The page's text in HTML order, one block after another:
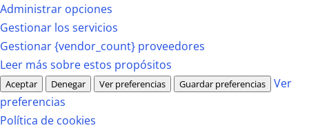
Administrar opciones
Gestionar los servicios
Gestionar {vendor_count} proveedores
Leer más sobre estos propósitos
Aceptar Denegar Ver preferencias Guardar preferencias
Ver
preferencias
Política de cookies